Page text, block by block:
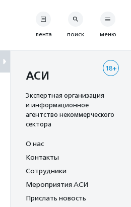
лента поиск меню
18+
АСИ
Экспертная организация
и информационное
агентство некоммерческого
сектора
О нас
Контакты
Сотрудники
Мероприятия АСИ
Прислать новость